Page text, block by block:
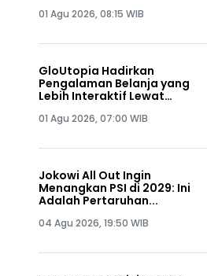
01 Agu 2026, 08:15 WIB
GloUtopia Hadirkan
Pengalaman Belanja yang
Lebih Interaktif Lewat
Shopee
01 Agu 2026, 07:00 WIB
Jokowi All Out Ingin
Menangkan PSI di 2029: Ini
Adalah Pertaruhan...
04 Agu 2026, 19:50 WIB